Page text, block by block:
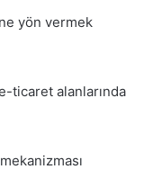
yön vermek
ticaret alanlarında